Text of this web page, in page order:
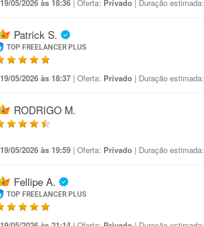
19/05/2026 às 18:36 | Oferta: Privado | Duração estimada:
Patrick S.
TOP FREELANCER PLUS
19/05/2026 às 18:37 | Oferta: Privado | Duração estimada:
RODRIGO M.
19/05/2026 às 19:59 | Oferta: Privado | Duração estimada:
Fellipe A.
TOP FREELANCER PLUS